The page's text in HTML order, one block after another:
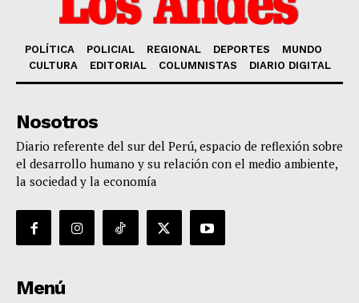
POLÍTICA POLICIAL REGIONAL DEPORTES
MUNDO
CULTURA
EDITORIAL COLUMNISTAS DIARIO DIGITAL
Nosotros
Diario referente del sur del Perú, espacio de reflexión sobre
el desarrollo humano y su relación con el medio ambiente,
la sociedad y la economía
Menú